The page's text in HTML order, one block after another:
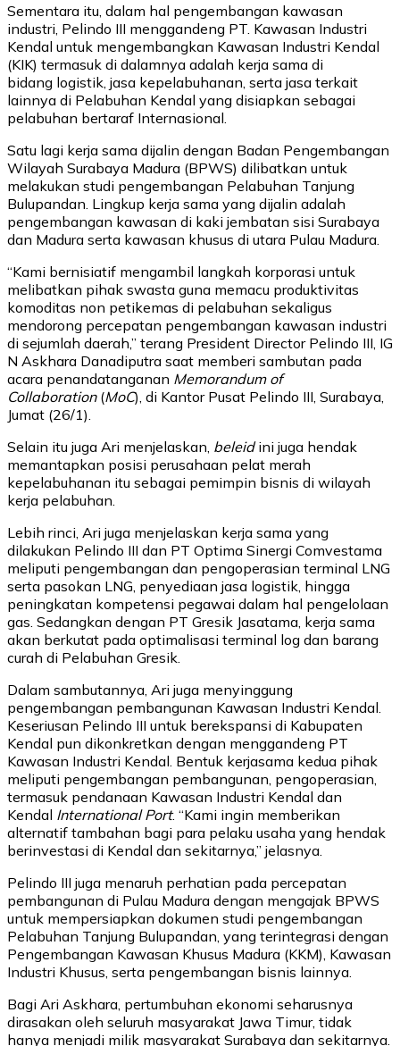
Sementara itu, dalam hal pengembangan kawasan
industri, Pelindo III menggandeng PT. Kawasan Industri
Kendal untuk mengembangkan Kawasan Industri Kendal
(KIK) termasuk di dalamnya adalah kerja sama di
bidang logistik, jasa kepelabuhanan, serta jasa terkait
lainnya di Pelabuhan Kendal yang disiapkan sebagai
pelabuhan bertaraf Internasional.
Satu lagi kerja sama dijalin dengan Badan Pengembangan
Wilayah Surabaya Madura (BPWS) dilibatkan untuk
melakukan studi pengembangan Pelabuhan Tanjung
Bulupandan. Lingkup kerja sama yang dijalin adalah
pengembangan kawasan di kaki jembatan sisi Surabaya
dan Madura serta kawasan khusus di utara Pulau Madura.
“Kami bernisiatif mengambil langkah korporasi untuk
melibatkan pihak swasta guna memacu produktivitas
komoditas non petikemas di pelabuhan sekaligus
mendorong percepatan pengembangan kawasan industri
di sejumlah daerah,” terang President Director Pelindo III, IG
N Askhara Danadiputra saat memberi sambutan pada
acara penandatanganan Memorandum of
Collaboration(MoC), di Kantor Pusat Pelindo III, Surabaya,
Jumat (26/1).
Selain itu juga Ari menjelaskan, beleidini juga hendak
memantapkan posisi perusahaan pelat merah
kepelabuhanan itu sebagai pemimpin bisnis di wilayah
kerja pelabuhan.
Lebih rinci, Ari juga menjelaskan kerja sama yang
dilakukan Pelindo III dan PT Optima Sinergi Comvestama
meliputi pengembangan dan pengoperasian terminal LNG
serta pasokan LNG, penyediaan jasa logistik, hingga
peningkatan kompetensi pegawai dalam hal pengelolaan
gas. Sedangkan dengan PT Gresik Jasatama, kerja sama
akan berkutat pada optimalisasi terminal log dan barang
curah di Pelabuhan Gresik.
Dalam sambutannya, Ari juga menyinggung
pengembangan pembangunan Kawasan Industri Kendal.
Keseriusan Pelindo III untuk berekspansi di Kabupaten
Kendal pun dikonkretkan dengan menggandeng PT
Kawasan Industri Kendal. Bentuk kerjasama kedua pihak
meliputi pengembangan pembangunan, pengoperasian,
termasuk pendanaan Kawasan Industri Kendal dan
Kendal International Port. “Kami ingin memberikan
alternatif tambahan bagi para pelaku usaha yang hendak
berinvestasi di Kendal dan sekitarnya,” jelasnya.
Pelindo III juga menaruh perhatian pada percepatan
pembangunan di Pulau Madura dengan mengajak BPWS
untuk mempersiapkan dokumen studi pengembangan
Pelabuhan Tanjung Bulupandan, yang terintegrasi dengan
Pengembangan Kawasan Khusus Madura (KKM), Kawasan
Industri Khusus, serta pengembangan bisnis lainnya.
Bagi Ari Askhara, pertumbuhan ekonomi seharusnya
dirasakan oleh seluruh masyarakat Jawa Timur, tidak
hanya menjadi milik masyarakat Surabaya dan sekitarnya.